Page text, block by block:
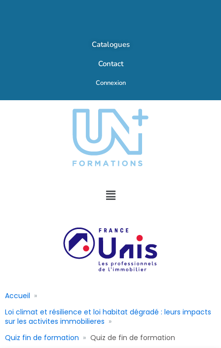
Catalogues
Contact
Connexion
Accueil
Loi climat et résilience et loi habitat dégradé : leurs impacts
sur les activites immobilieres
Quiz fin de formation
Quiz de fin de formation